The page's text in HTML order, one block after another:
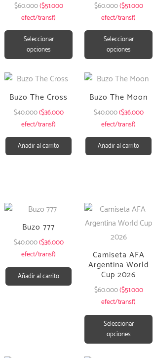
$60.000($51.000
efect/transf)
Seleccionar
opciones
$60.000($51.000
efect/transf)
Seleccionar
opciones
Buzo The Cross
$40.000($36.000
efect/transf)
Añadir al carrito
Buzo The Moon
$40.000($36.000
efect/transf)
Añadir al carrito
Buzo 777
$40.000($36.000
efect/transf)
Añadir al carrito
Camiseta AFA
Argentina World
Cup 2026
$60.000($51.000
efect/transf)
Seleccionar
opciones